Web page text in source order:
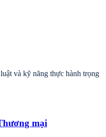
và kỹ năng thực hành trọng
mại